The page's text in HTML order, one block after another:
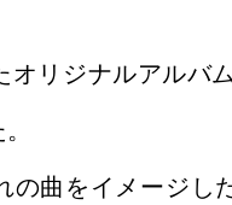
オリジナルアルバ
の曲をイメージし